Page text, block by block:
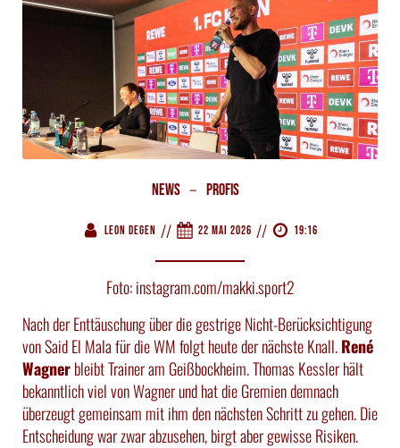
News – Profis
Leon Degen // 22 Mai 2026 // 19:16
Foto: instagram.com/makki.sport2
Nach der Enttäuschung über die gestrige Nicht-Berücksichtigung
von Said El Mala für die WM folgt heute der nächste Knall.René
Wagnerbleibt Trainer am Geißbockheim. Thomas Kessler hält
bekanntlich viel von Wagner und hat die Gremien demnach
überzeugt gemeinsam mit ihm den nächsten Schritt zu gehen. Die
Entscheidung war zwar abzusehen, birgt aber gewisse Risiken.